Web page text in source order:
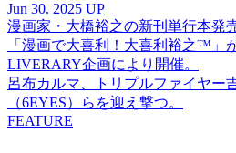
Jun 30. 2025 UP
漫画家・大橋裕之の新刊単行本発
「漫画で大喜利！大喜利裕之™︎」
LIVERARY企画により開催。
呂布カルマ、トリプルファイヤー
（6EYES）らを迎え撃つ。
FEATURE